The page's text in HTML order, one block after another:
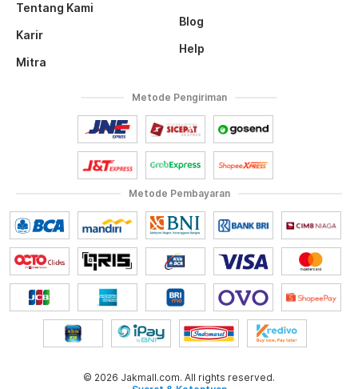
Tentang Kami
Karir
Mitra
Blog
Help
Metode Pembayaran
Metode Pengiriman
© 2026 Jakmall.com. All rights reserved.